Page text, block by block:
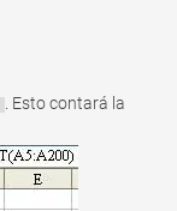
. Esto contará la